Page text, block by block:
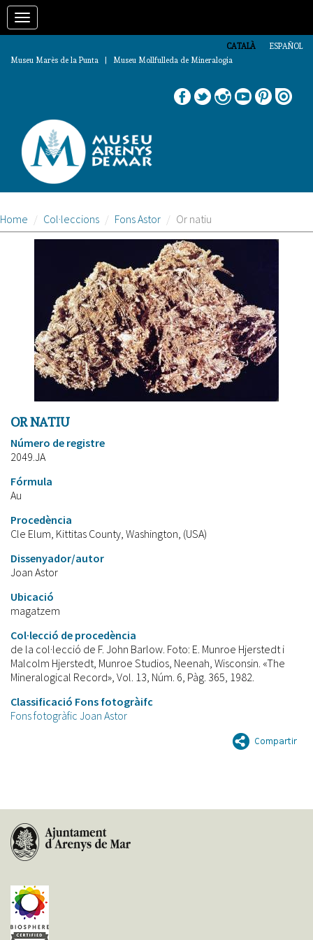
Vés
contingutToggle
ESPAÑOL
CATALÀ
Museu Marès de la Punta | Museu Mollfulleda de Mineralogia
Home Col·leccions Fons Astor Or natiu
OR NATIU
Número de registre
2049.JA
Fórmula
Au
Procedència
Cle Elum, Kittitas County, Washington, (USA)
Dissenyador/autor
Joan Astor
Ubicació
magatzem
Col·lecció de procedència
de la col·lecció de F. John Barlow. Foto: E. Munroe Hjerstedt i
Malcolm Hjerstedt, Munroe Studios, Neenah, Wisconsin. «The
Mineralogical Record», Vol. 13, Núm. 6, Pàg. 365, 1982.
Classificació Fons fotogràifc
Fons fotogràfic Joan Astor